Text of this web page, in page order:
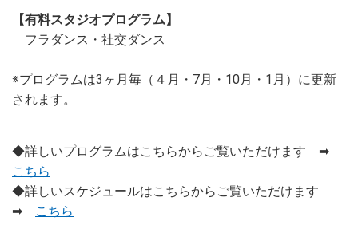
【有料スタジオプログラム】
フラダンス・社交ダンス
※プログラムは3ヶ月毎（４月・7月・10月・1月）に更新
されます。
◆詳しいプログラムはこちらからご覧いただけます ➡
こちら
◆詳しいスケジュールはこちらからご覧いただけます
➡
こちら